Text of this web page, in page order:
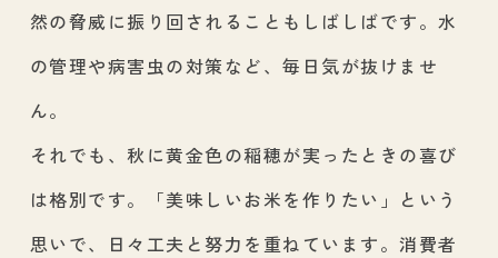
然の脅威に振り回されることもしばしばです。水
の管理や病害虫の対策など、毎日気が抜けませ
ん。
それでも、秋に黄金色の稲穂が実ったときの喜び
は格別です。「美味しいお米を作りたい」という
思いで、日々工夫と努力を重ねています。消費者